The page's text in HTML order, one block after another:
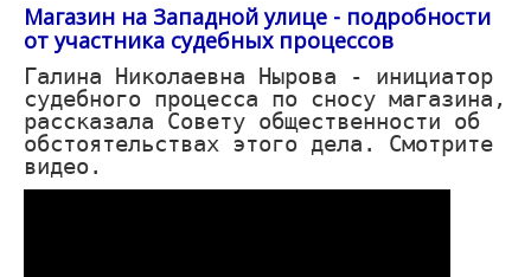
Магазин на Западной улице - подробности
от участника судебных процессов
Галина Николаевна Нырова - инициатор
судебного процесса по сносу магазина,
рассказала Совету общественности об
обстоятельствах этого дела. Смотрите
видео.